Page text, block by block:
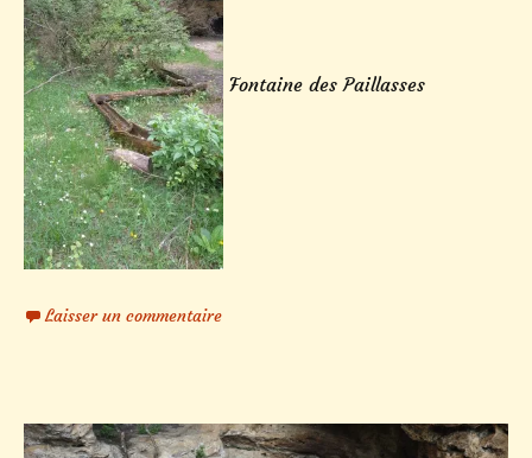
Fontaine des Paillasses
Laisser un commentaire